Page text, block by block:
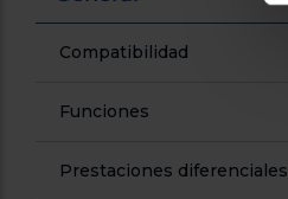
Compatibilidad
Funciones
Prestaciones diferenciales